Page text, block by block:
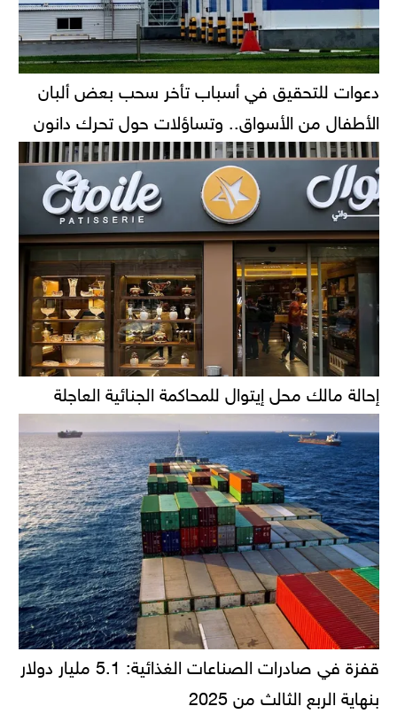
دعوات للتحقيق في أسباب تأخر سحب بعض ألبان
الأطفال من الأسواق.. وتساؤلات حول تحرك دانون
إحالة مالك محل إيتوال للمحاكمة الجنائية العاجلة
قفزة في صادرات الصناعات الغذائية: 5.1 مليار دولار
بنهاية الربع الثالث من 2025